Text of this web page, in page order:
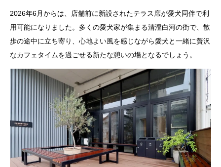
2026年6月からは、店舗前に新設されたテラス席が愛犬同伴で利
用可能になりました。多くの愛犬家が集まる清澄白河の街で、散
歩の途中に立ち寄り、心地よい風を感じながら愛犬と一緒に贅沢
なカフェタイムを過ごせる新たな憩いの場となるでしょう。